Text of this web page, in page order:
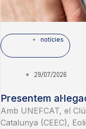
notícies
29/07/2026
Presentem
Amb UNEFCAT, el
Catalunya (CEEC),